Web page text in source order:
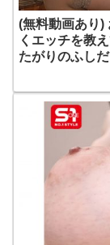
(無料動画あり)
くエッチを教
たがりのふし
だけの二人き
咲澪 |